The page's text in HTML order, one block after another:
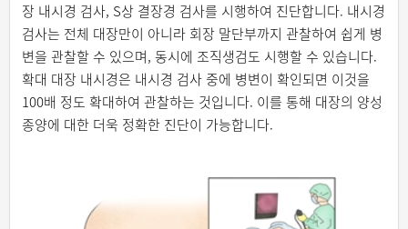
장 내시경 검사, S상 결장경 검사를 시행하여 진단합니다. 내시경
검사는 전체 대장만이 아니라 회장 말단부까지 관찰하여 쉽게 병
변을 관찰할 수 있으며, 동시에 조직생검도 시행할 수 있습니다.
확대 대장 내시경은 내시경 검사 중에 병변이 확인되면 이것을
100배 정도 확대하여 관찰하는 것입니다. 이를 통해 대장의 양성
종양에 대한 더욱 정확한 진단이 가능합니다.